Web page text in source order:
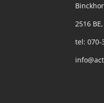
2516
tel: 070-